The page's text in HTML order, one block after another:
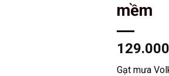
mềm
129.000
Gạt mưa